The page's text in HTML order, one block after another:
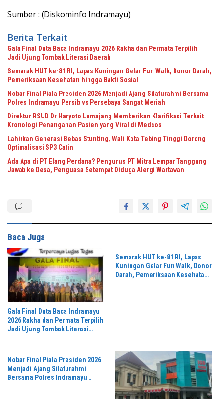
Sumber : (Diskominfo Indramayu)
Berita Terkait
Gala Final Duta Baca Indramayu 2026 Rakha dan Permata Terpilih
Jadi Ujung Tombak Literasi Daerah
Semarak HUT ke-81 RI, Lapas Kuningan Gelar Fun Walk, Donor Darah,
Pemeriksaan Kesehatan hingga Bakti Sosial
Nobar Final Piala Presiden 2026 Menjadi Ajang Silaturahmi Bersama
Polres Indramayu Persib vs Persebaya Sangat Meriah
Direktur RSUD Dr Haryoto Lumajang Memberikan Klarifikasi Terkait
Kronologi Penanganan Pasien yang Viral di Medsos
Lahirkan Generasi Bebas Stunting, Wali Kota Tebing Tinggi Dorong
Optimalisasi SP3 Catin
Ada Apa di PT Elang Perdana? Pengurus PT Mitra Lempar Tanggung
Jawab ke Desa, Penguasa Setempat Diduga Alergi Wartawan
Baca Juga
Gala Final Duta Baca Indramayu
2026 Rakha dan Permata Terpilih
Jadi Ujung Tombak Literasi
Semarak HUT ke-81 RI, Lapas
Kuningan Gelar Fun Walk, Donor
Darah, Pemeriksaan Kesehatan
Nobar Final Piala Presiden 2026
Menjadi Ajang Silaturahmi
Bersama Polres Indramayu